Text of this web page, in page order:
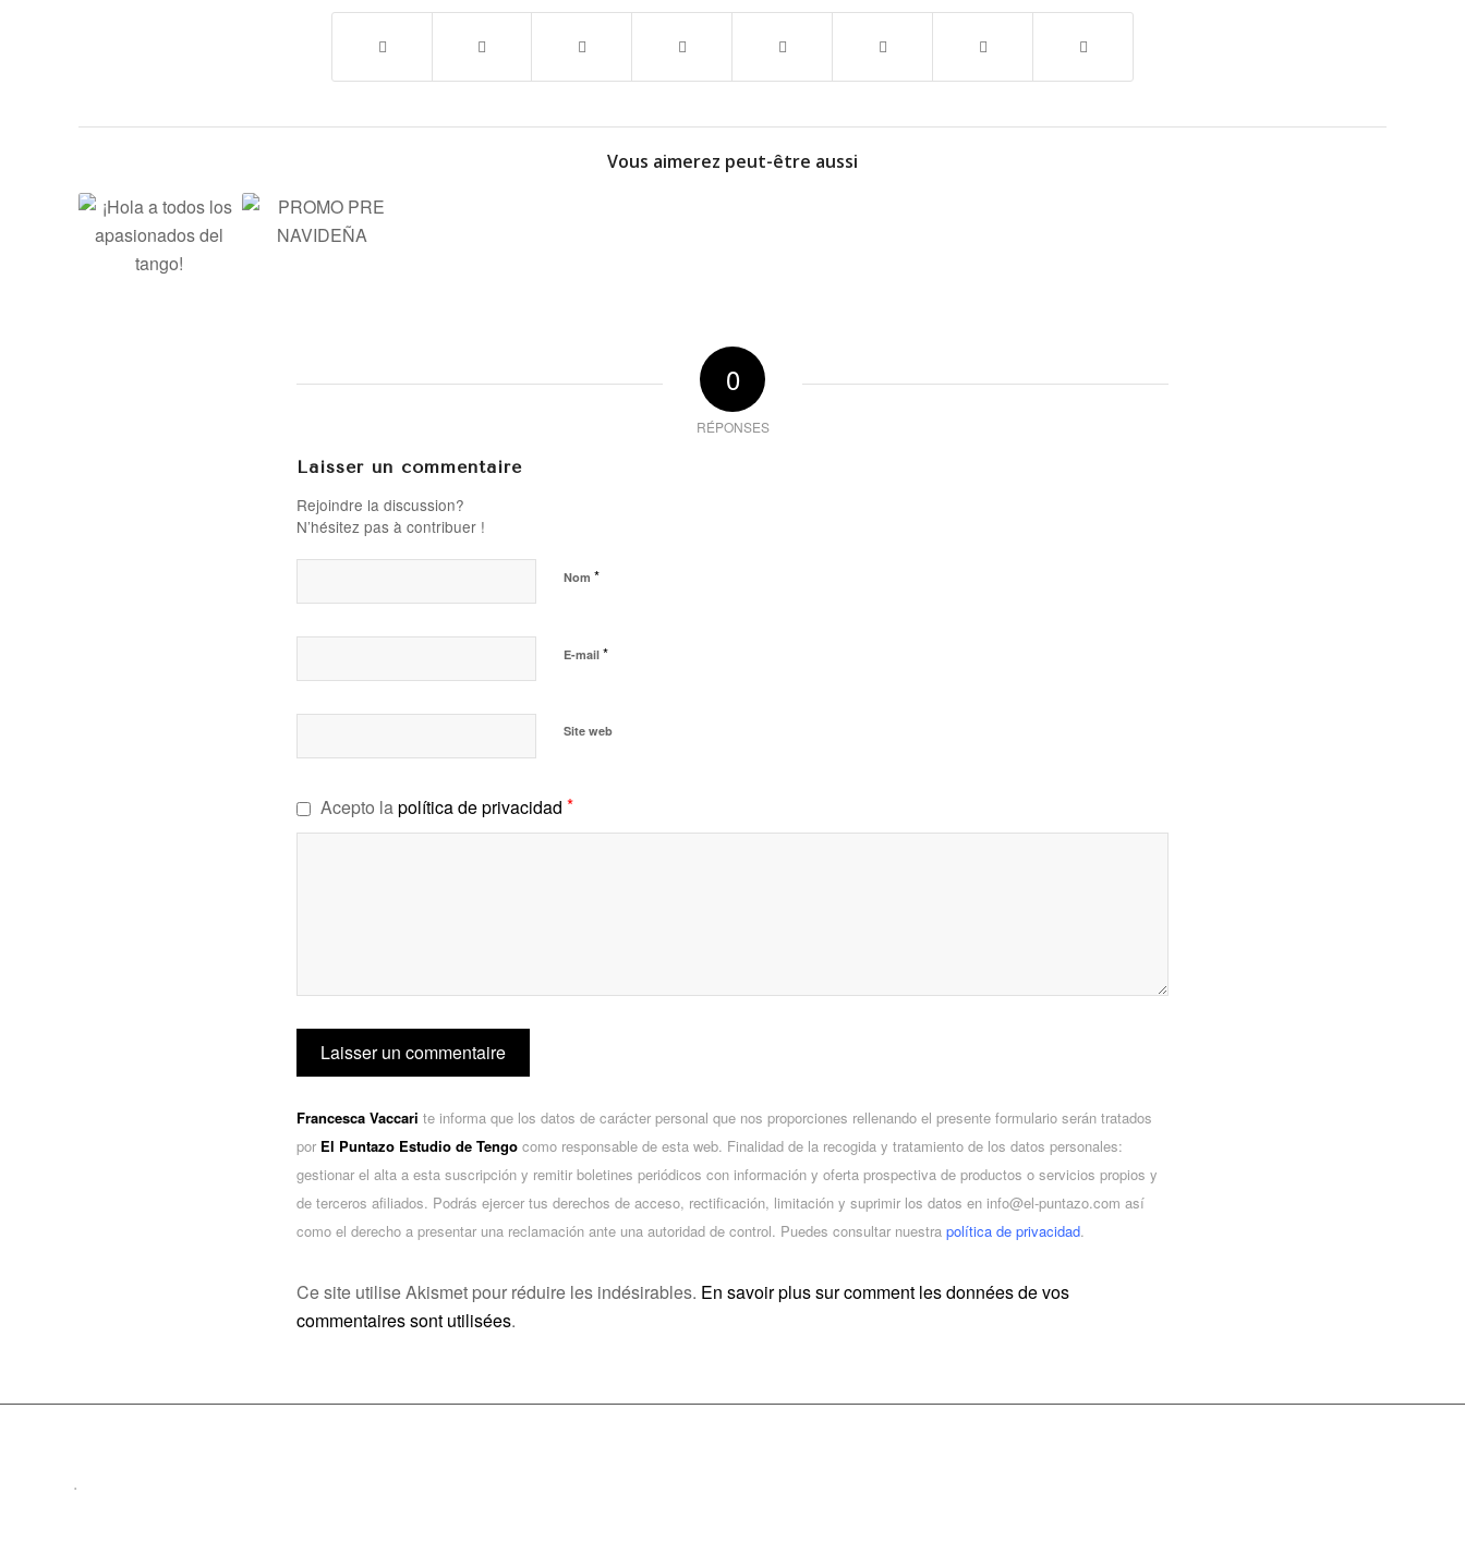
Vous aimerez peut-être aussi
0
RÉPONSES
Laisser un commentaire
Rejoindre la discussion?
N’hésitez pas à contribuer !
Nom *
E-mail *
Site web
Acepto lapolítica de privacidad *
Francesca Vaccari te informa que los datos de carácter personal que nos proporciones rellenando el presente formulario serán tratados
por El Puntazo Estudio de Tengo como responsable de esta web. Finalidad de la recogida y tratamiento de los datos personales:
gestionar el alta a esta suscripción y remitir boletines periódicos con información y oferta prospectiva de productos o servicios propios y
de terceros afiliados. Podrás ejercer tus derechos de acceso, rectificación, limitación y suprimir los datos en info@el-puntazo.com así
como el derecho a presentar una reclamación ante una autoridad de control. Puedes consultar nuestra política de privacidad.
Ce site utilise Akismet pour réduire les indésirables. En savoir plus sur comment les données de vos
commentaires sont utilisées.
.